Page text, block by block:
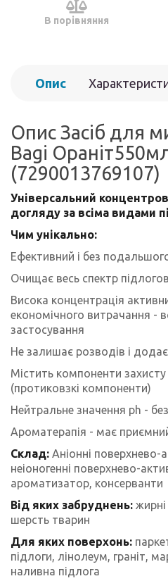
В порівняння
Опис
Опис Засіб для
Bagi
(7290013769107)
Універсальний
догляду за всіма видами
Чим унікально:
Ефективний і без
Очищає весь спектр
Висока концентрація
економічного витрачання -
застосування
Не залишає розводів і
Містить компоненти захисту
(протиковзкі компоненти)
Нейтральне значення ph -
Ароматерапія - має
Склад: Аніонні поверхнево-
неіоногенні поверхнево-
ароматизатор, консерванти
Від яких забруднень:
шерсть тварин
Для яких поверхонь:
підлоги, лінолеум, граніт,
наливна підлога